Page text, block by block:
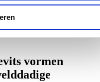
ondersteunen participatie,
255.000 euro
vormen